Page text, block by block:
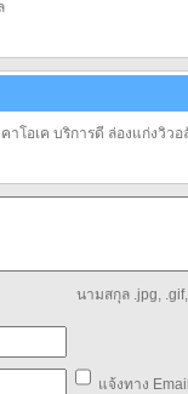
าโอเค บริการดี ล่องแก่งวิ
นามสกุล .jpg,
แจ้งทาง